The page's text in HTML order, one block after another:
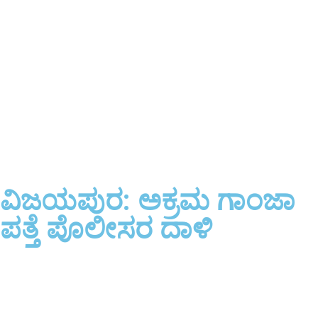
ವಿಜಯಪುರ: ಅಕ್ರಮ ಗಾಂಜಾ
ಪತ್ತೆ ಪೊಲೀಸರ ದಾಳಿ